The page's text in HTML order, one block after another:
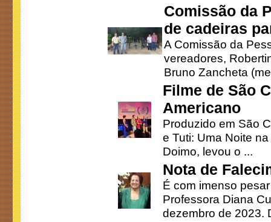
Comissão da
de cadeiras
A Comissão da
vereadores,
Bruno Zancheta
Filme de São
Americano
Produzido em São
e Tuti: Uma Noite
Doimo, levou o ...
Nota de
É com imenso
Professora Diana
dezembro de 2023.